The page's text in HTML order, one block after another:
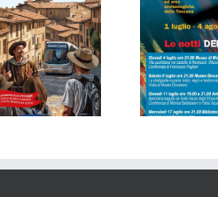
Notti dell’archeologia
2024